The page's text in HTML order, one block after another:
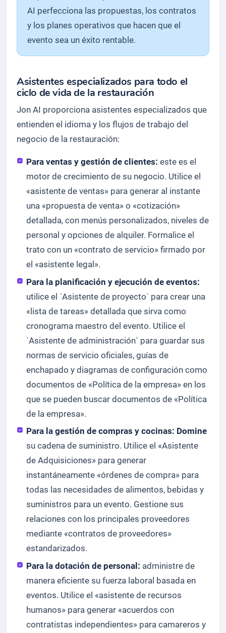
AI perfecciona las propuestas, los contratos
y los planes operativos que hacen que el
evento sea un éxito rentable.
Asistentes especializados para todo el
ciclo de vida de la restauración
Jon AI proporciona asistentes especializados que
entienden el idioma y los flujos de trabajo del
negocio de la restauración:
Para ventas y gestión de clientes: este es el
motor de crecimiento de su negocio. Utilice el
«asistente de ventas» para generar al instante
una «propuesta de venta» o «cotización»
detallada, con menús personalizados, niveles de
personal y opciones de alquiler. Formalice el
trato con un «contrato de servicio» firmado por
el «asistente legal».
Para la planificación y ejecución de eventos:
utilice el `Asistente de proyecto` para crear una
«lista de tareas» detallada que sirva como
cronograma maestro del evento. Utilice el
`Asistente de administración` para guardar sus
normas de servicio oficiales, guías de
enchapado y diagramas de configuración como
documentos de «Política de la empresa» en los
que se pueden buscar documentos de «Política
de la empresa».
Para la gestión de compras y cocinas: Domine
su cadena de suministro. Utilice el «Asistente
de Adquisiciones» para generar
instantáneamente «órdenes de compra» para
todas las necesidades de alimentos, bebidas y
suministros para un evento. Gestione sus
relaciones con los principales proveedores
mediante «contratos de proveedores»
estandarizados.
Para la dotación de personal: administre de
manera eficiente su fuerza laboral basada en
eventos. Utilice el «asistente de recursos
humanos» para generar «acuerdos con
contratistas independientes» para camareros y